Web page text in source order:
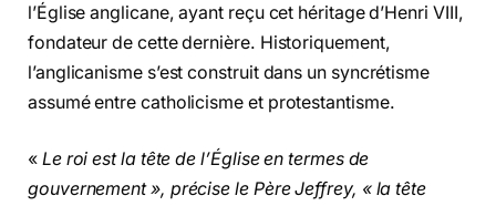
l’Église anglicane, ayant reçu cet héritage d’Henri VIII,
fondateur de cette dernière. Historiquement,
l’anglicanisme s’est construit dans un syncrétisme
assumé entre catholicisme et protestantisme.
« Le roi est la tête de l’Église en termes de
gouvernement », précise le Père Jeffrey, « la tête